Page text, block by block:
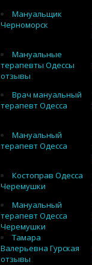
Мануальщик
Черноморск
Мануальные
терапевты Одессы
отзывы
Врач мануальный
терапевт Одесса
Мануальный
терапевт Одесса
Костоправ Одесса
Черемушки
Мануальный
терапевт Одесса
Черемушки
Тамара
Валерьевна Гурская
отзывы